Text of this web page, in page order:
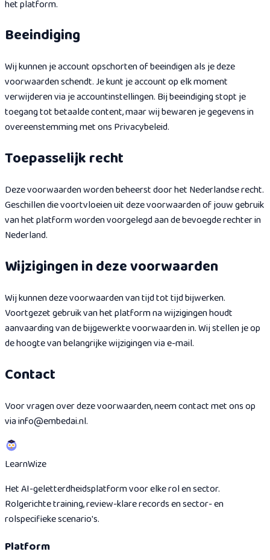
het platform.
Beeindiging
Wij kunnen je account opschorten of beeindigen als je deze
voorwaarden schendt. Je kunt je account op elk moment
verwijderen via je accountinstellingen. Bij beeindiging stopt je
toegang tot betaalde content, maar wij bewaren je gegevens in
overeenstemming met ons Privacybeleid.
Toepasselijk recht
Deze voorwaarden worden beheerst door het Nederlandse recht.
Geschillen die voortvloeien uit deze voorwaarden of jouw gebruik
van het platform worden voorgelegd aan de bevoegde rechter in
Nederland.
Wijzigingen in deze voorwaarden
Wij kunnen deze voorwaarden van tijd tot tijd bijwerken.
Voortgezet gebruik van het platform na wijzigingen houdt
aanvaarding van de bijgewerkte voorwaarden in. Wij stellen je op
de hoogte van belangrijke wijzigingen via e-mail.
Contact
Voor vragen over deze voorwaarden, neem contact met ons op
via info@embedai.nl.
LearnWize
Het AI-geletterdheidsplatform voor elke rol en sector.
Rolgerichte training, review-klare records en sector- en
rolspecifieke scenario's.
Platform